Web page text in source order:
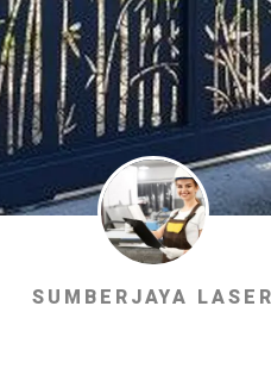
SUMBERJAYA LASER